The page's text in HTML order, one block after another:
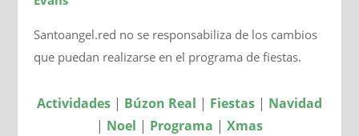
Santoangel.red no se responsabiliza de los cambios
que puedan realizarse en el programa de fiestas.
Actividades | Búzon Real | Fiestas | Navidad
| Noel | Programa | Xmas